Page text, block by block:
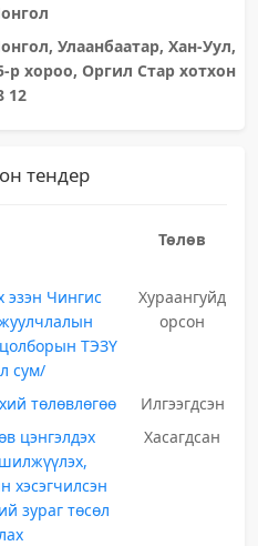
Улаанбаатар, Хан-Уул,
р хороо, Оргил Стар хотхон
12
тендер
Төлөв
эзэн Чингис
ТЭЗҮ
сум/
Хураангуйд
орсон
төлөвлөгөө
Илгээгдсэн
цэнгэлдэх
хэсэгчилсэн
зураг төсөл
Хасагдсан